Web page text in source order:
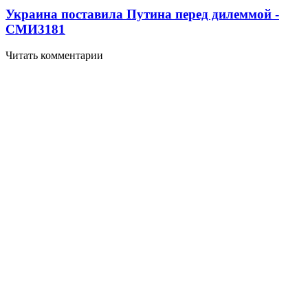
Украина поставила Путина перед дилеммой -
СМИ3181
Читать комментарии